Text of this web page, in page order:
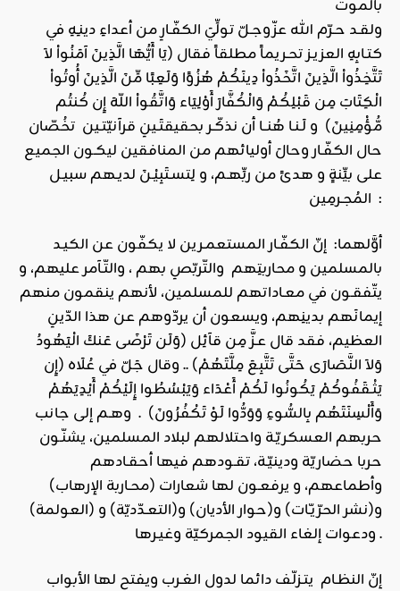
بالموت
ولقـد حـرّم الله عزّوجـلّ تولِّيَ الكفّـارِ من أعداءِ دينـِهِ في
كتـابِهِ العزيـز تحـريماً مطلقاً فقال (يَا أَيُّهَا الَّذِينَ آمَنُواْ لاَ
تَتَّخِذُواْ الَّذِينَ اتَّخَذُواْ دِينَكُمْ هُزُوًا وَلَعِبًا مِّنَ الَّذِينَ أُوتُواْ
الْكِتَابَ مِن قَبْلِكُمْ وَالْكُفَّارَ أَوْلِيَاء وَاتَّقُواْ اللّهَ إِن كُنتُم
مُّؤْمِنِينَ) و لَـنـا هُنــا أن نذكّـر بحقيقتَـينِ قرآنيّتـين تخُصّان
حال الكفّـار وحالَ أوليائهم من المنافقين ليكـون الجميع
على بيِّنةٍ و هدىً من ربِّهـم، و لِتسـتَبِيْـنَ لديـهم سبيـل
المُجـرمِين :
بالمسلمين و محاربتِهم والتّربّصِ بهم ، والتّـآمر عليهم، و
يتّفقـون في معـاداتهم للمسلمين، لأنهم ينقمون منهم
إيمانَهم بدينِهم، ويسعون أن يردّوهم عن هذا الدّينِ
العظيم، فقد قال عـزَّ مِن قآئِل (وَلَن تَرْضَى عَنكَ الْيَهُودُ
وَلاَ النَّصَارَى حَتَّى تَتَّبِعَ مِلَّتَهُمْ) .. وقال جَلّ في عُلَاه (إِن
يَثْـقَفُوكُمْ يَكُونُوا لَكُمْ أَعْدَاء وَيَبْسُطُوا إِلَيْكُمْ أَيْدِيَهُمْ
وَأَلْسِنَتَهُم بِالسُّوءِ وَوَدُّوا لَوْ تَكْفُرُونَ) . وهـم إلى جانب
حربهم العسكريّـة واحتلالهم لبلاد المسلمين، يشنّـون
حربا حضاريّة ودينيّـة، تقـودهم فيها أحقـادهم
وأطماعهم، و يرفعـون لها شعارات (محـاربة الإرهاب)
و(نشر الحرّيـّات) و(حوار الأديان) و(التعـدّديّة) و (العولمة)
ودعوات إلغاء القيود الجمركيّة وغيـرها .